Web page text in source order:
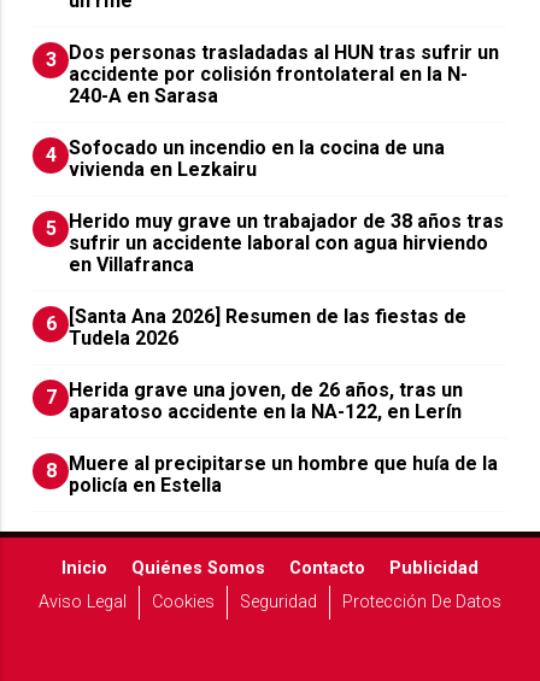
3 ​Dos personas trasladadas al HUN tras sufrir un
accidente por colisión frontolateral en la N-
240-A en Sarasa
4 Sofocado un incendio en la cocina de una
vivienda en Lezkairu
5 Herido muy grave un trabajador de 38 años tras
sufrir un accidente laboral con agua hirviendo
en Villafranca
6
[Santa Ana 2026] Resumen de las fiestas de
Tudela 2026
7 Herida grave una joven, de 26 años, tras un
aparatoso accidente en la NA-122, en Lerín
8 Muere al precipitarse un hombre que huía de la
policía en Estella
Inicio Quiénes Somos Contacto
Publicidad
Aviso Legal
Cookies Seguridad Protección De Datos